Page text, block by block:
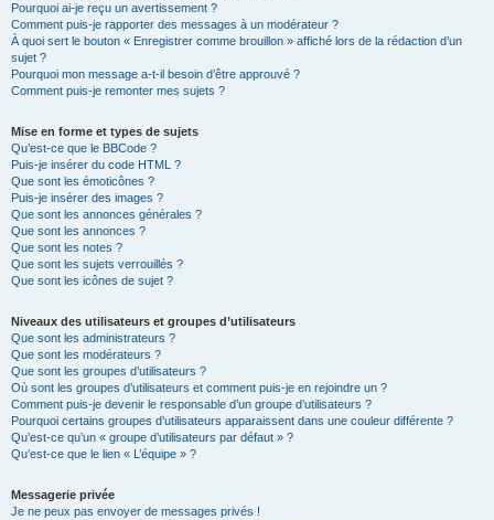
Pourquoi ai-je reçu un avertissement ?
Comment puis-je rapporter des messages à un modérateur ?
À quoi sert le bouton « Enregistrer comme brouillon » affiché lors de la rédaction d’un
sujet ?
Pourquoi mon message a-t-il besoin d’être approuvé ?
Comment puis-je remonter mes sujets ?
Mise en forme et types de sujets
Qu’est-ce que le BBCode ?
Puis-je insérer du code HTML ?
Que sont les émoticônes ?
Puis-je insérer des images ?
Que sont les annonces générales ?
Que sont les annonces ?
Que sont les notes ?
Que sont les sujets verrouillés ?
Que sont les icônes de sujet ?
Niveaux des utilisateurs et groupes d’utilisateurs
Que sont les administrateurs ?
Que sont les modérateurs ?
Que sont les groupes d’utilisateurs ?
Où sont les groupes d’utilisateurs et comment puis-je en rejoindre un ?
Comment puis-je devenir le responsable d’un groupe d’utilisateurs ?
Pourquoi certains groupes d’utilisateurs apparaissent dans une couleur différente ?
Qu’est-ce qu’un « groupe d’utilisateurs par défaut » ?
Qu’est-ce que le lien « L’équipe » ?
Messagerie privée
Je ne peux pas envoyer de messages privés !